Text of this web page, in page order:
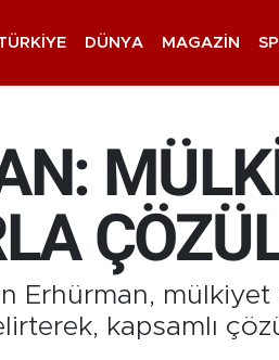
DÜNYA MAGAZIN
Erhürman,
kapsamlı